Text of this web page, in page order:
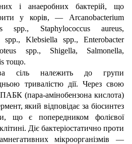
і анаеробних бактерій, що
у корів, — Arcanobacterium
spp., Staphylococcus aureus,
spp., Klebsiella spp., Enterobacter
spp., Shigella, Salmonella,
тощо.
сіль належить до групи
тривалістю дії. Через свою
ПАБК (пара-амінобензона кислота)
який відповідає за біосинтез
що є попередником фолієвої
Діє бактеріостатично проти
мікроорганізмів —